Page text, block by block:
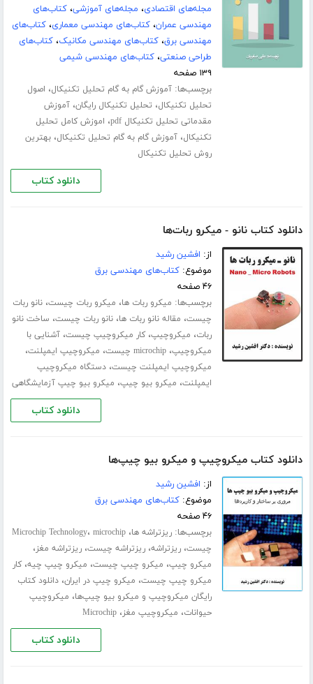
مجله‌های اقتصادی، مجله‌های آموزشی،کتاب‌های
مهندسی عمران،کتاب‌های مهندسی معماری،کتاب‌های
مهندسی برق،کتاب‌های مهندسی مکانیک،کتاب‌های
طراحی صنعتی،کتاب‌های مهندسی شیمی
۱۳۹ صفحه
برچسب‌ها:آموزش گام به گام تحلیل تکنیکال، اصول
تحلیل تکنیکال، تحلیل تکنیکال رایگان،آموزش
مقدماتی تحلیل تکنیکال pdf
، اموزش کامل تحلیل
تکنیکال،آموزش گام به گام تحلیل تکنیکال،بهترین
روش تحلیل تکنیکال
دانلود کتاب
دانلود کتاب نانو - میکرو ربات‌ها
از: افشین رشید
موضوع:کتاب‌های مهندسی برق
۴۶ صفحه
برچسب‌ها: میکرو ربات ها، میکرو ربات چیست،نانو ربات
چیست، مقاله نانو ربات ها،نانو ربات چیست، ساخت نانو
ربات، میکروچیپ،کار میکروچیپ چیست،آشنایی با
میکروچیپ،microchip چیست ، میکروچیپ ایمپلنت،
میکروچیپ ایمپلنت چیست،دستگاه میکروچیپ
ایمپلنت، میکرو بیو چیپ، میکرو بیو چیپ آزمایشگاهی
دانلود کتاب
دانلود کتاب میکروچیپ و میکرو بیو چیپ‌ها
از: افشین رشید
موضوع:کتاب‌های مهندسی برق
۴۶ صفحه
برچسب‌ها:ریزتراشه ها، Microchip Technology، microchip
چیست،ریزتراشه،ریزتراشه چیست،ریزتراشه مغز،
میکرو چیپ، میکرو چیپ چیست، میکرو چیپ چیه،کار
میکرو چیپ چیست، میکرو چیپ در ایران،دانلود کتاب
رایگان میکروچیپ و میکرو بیو چیپ‌ها، میکروچیپ
حیوانات، میکروچیپ مغز،Microchip
دانلود کتاب